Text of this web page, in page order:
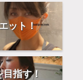
ット！
目指す！